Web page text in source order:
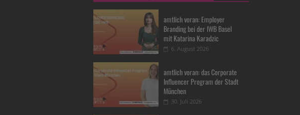
amtlich voran: Employer
Branding bei der IWB Basel
mit Katarina Karadzic
6. August 2026
amtlich voran: das Corporate
Influencer Program der Stadt
München
30. Juli 2026